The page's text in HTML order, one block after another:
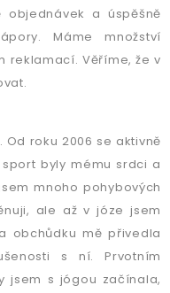
a úspěšně
Máme množství
reklamací. Věříme, že v
Od roku 2006 se aktivně
byly mému srdci a
mnoho pohybových
ale až v józe jsem
obchůdku mě přivedla
s ní. Prvotním
jsem s jógou začínala,